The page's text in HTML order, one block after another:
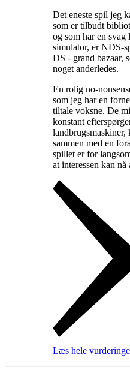
Det eneste spil jeg
som er tilbudt
og som har en
simulator, er NDS-
DS - grand bazaar,
noget anderledes.
En rolig no-
som jeg har en
tiltale voksne. De
konstant
landbrugsmaskiner,
sammen med en
spillet er for
at interessen kan
Læs hele